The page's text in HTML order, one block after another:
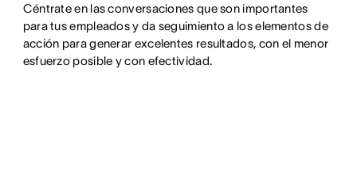
Céntrate en las conversaciones que son importantes
para tus empleados y da seguimiento a los elementos de
acción para generar excelentes resultados, con el menor
esfuerzo posible y con efectividad.